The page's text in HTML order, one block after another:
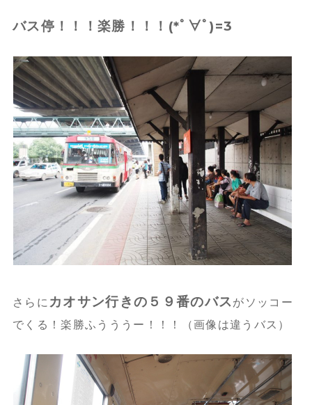
バス停！！！楽勝！！！(*ﾟ∀ﾟ)=3
さらに カオサン行きの５９番のバスがソッコー
でくる！楽勝ふうううー！！！（画像は違うバス）